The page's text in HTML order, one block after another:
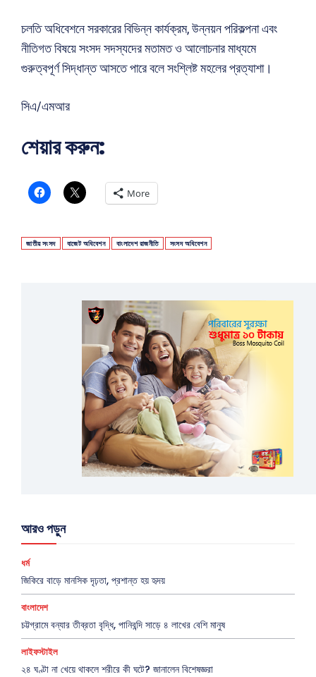
চলতি অধিবেশনে সরকারের বিভিন্ন কার্যক্রম, উন্নয়ন পরিকল্পনা এবং
নীতিগত বিষয়ে সংসদ সদস্যদের মতামত ও আলোচনার মাধ্যমে
গুরুত্বপূর্ণ সিদ্ধান্ত আসতে পারে বলে সংশ্লিষ্ট মহলের প্রত্যাশা।
সিএ/এমআর
শেয়ার করুন:
More
জাতীয় সংসদ বাজেট অধিবেশন বাংলাদেশ রাজনীতি সংসদ অধিবেশন
আরও পড়ুন
ধর্ম
জিকিরে বাড়ে মানসিক দৃঢ়তা, প্রশান্ত হয় হৃদয়
বাংলাদেশ
চট্টগ্রামে বন্যার তীব্রতা বৃদ্ধি, পানিবন্দি সাড়ে ৪ লাখের বেশি মানুষ
লাইফস্টাইল
২৪ ঘণ্টা না খেয়ে থাকলে শরীরে কী ঘটে? জানালেন বিশেষজ্ঞরা